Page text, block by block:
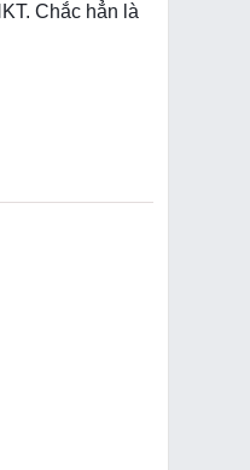
Chắc hẳn là